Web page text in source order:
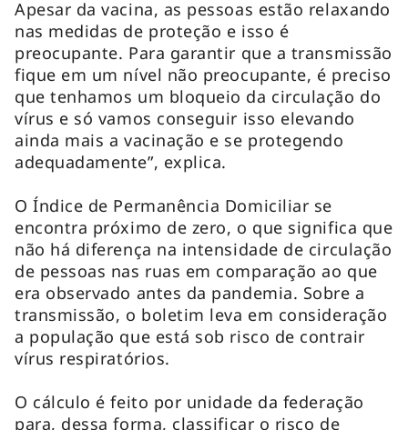
Apesar da vacina, as pessoas estão relaxando
nas medidas de proteção e isso é
preocupante. Para garantir que a transmissão
fique em um nível não preocupante, é preciso
que tenhamos um bloqueio da circulação do
vírus e só vamos conseguir isso elevando
ainda mais a vacinação e se protegendo
adequadamente”, explica.
O Índice de Permanência Domiciliar se
encontra próximo de zero, o que significa que
não há diferença na intensidade de circulação
de pessoas nas ruas em comparação ao que
era observado antes da pandemia. Sobre a
transmissão, o boletim leva em consideração
a população que está sob risco de contrair
vírus respiratórios.
O cálculo é feito por unidade da federação
para, dessa forma, classificar o risco de